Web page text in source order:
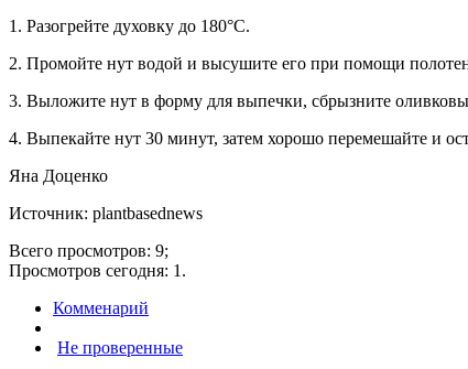
1. Разогрейте духовку до 180°С.
2. Промойте нут водой и высушите его при помощи
3. Выложите нут в форму для выпечки, сбрызните
4. Выпекайте нут 30 минут, затем хорошо перемешайте и
Яна Доценко
Источник: plantbasednews
Всего просмотров: 9;
Просмотров сегодня: 1.
Комменарий
Не проверенные